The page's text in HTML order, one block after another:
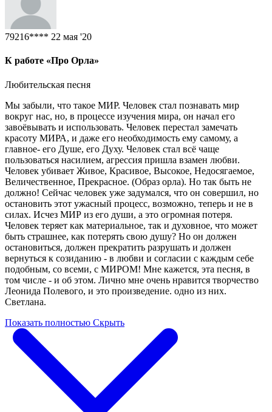
79216**** 22 мая '20
К работе «Про Орла»
Любительская песня
Мы забыли, что такое МИР. Человек стал познавать мир
вокруг нас, но, в процессе изучения мира, он начал его
завоёвывать и использовать. Человек перестал замечать
красоту МИРА, и даже его необходимость ему самому, а
главное- его Душе, его Духу. Человек стал всё чаще
пользоваться насилием, агрессия пришла взамен любви.
Человек убивает Живое, Красивое, Высокое, Недосягаемое,
Величественное, Прекрасное. (Образ орла). Но так быть не
должно! Сейчас человек уже задумался, что он совершил, но
остановить этот ужасный процесс, возможно, теперь и не в
силах. Исчез МИР из его души, а это огромная потеря.
Человек теряет как материальное, так и духовное, что может
быть страшнее, как потерять свою душу? Но он должен
остановиться, должен прекратить разрушать и должен
вернуться к созиданию - в любви и согласии с каждым себе
подобным, со всеми, с МИРОМ! Мне кажется, эта песня, в
том числе - и об этом. Лично мне очень нравится творчество
Леонида Полевого, и это произведение. одно из них.
Светлана.
Показать полностью Скрыть